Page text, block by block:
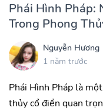
Phái Hình Pháp:
Trong Phong
Nguyễn Hương
1 năm trước
Phái Hình Pháp là
thủy cổ điển quan